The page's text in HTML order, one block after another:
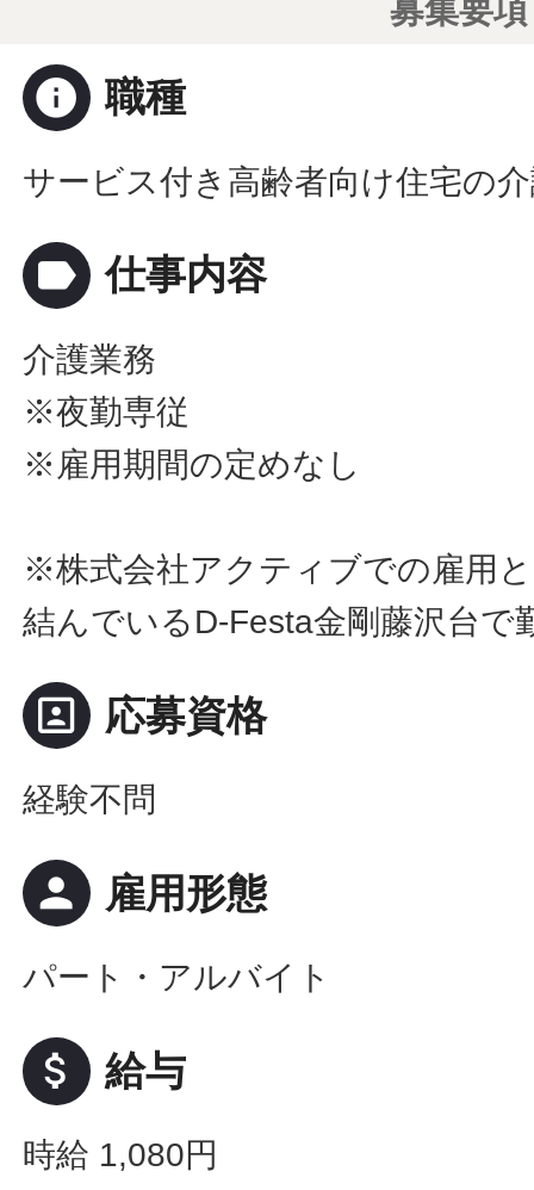
募集要項
info 職種
サービス付き高齢者向け住宅の
label 仕事内容
介護業務
※夜勤専従
※雇用期間の定めなし
※株式会社アクティブでの雇用
結んでいるD-Festa金剛藤沢台で
portrait 応募資格
経験不問
person 雇用形態
パート・アルバイト
attach_money 給与
時給 1,080円